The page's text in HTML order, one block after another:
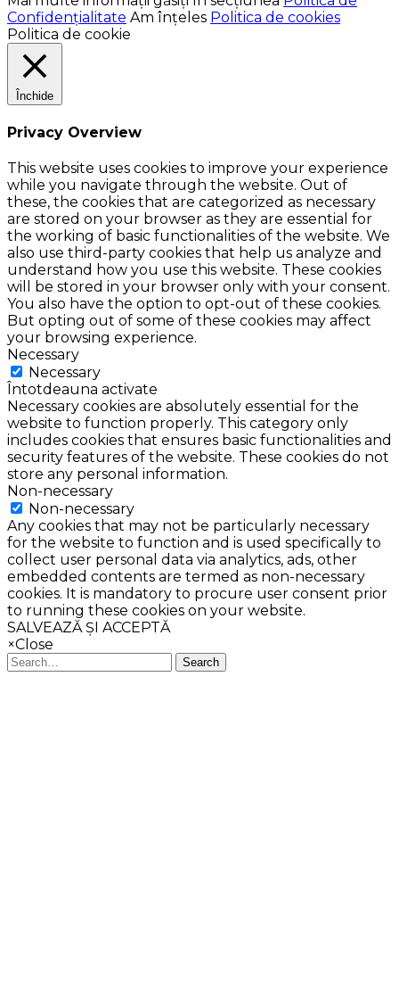
Confidențialitate Am înțeles Politica de cookies
Politica de cookie
Închide
Privacy Overview
This website uses cookies to improve your experience
while you navigate through the website. Out of
these, the cookies that are categorized as necessary
are stored on your browser as they are essential for
the working of basic functionalities of the website. We
also use third-party cookies that help us analyze and
understand how you use this website. These cookies
will be stored in your browser only with your consent.
You also have the option to opt-out of these cookies.
But opting out of some of these cookies may affect
your browsing experience.
Necessary
Necessary
Întotdeauna activate
Necessary cookies are absolutely essential for the
website to function properly. This category only
includes cookies that ensures basic functionalities and
security features of the website. These cookies do not
store any personal information.
Non-necessary
Non-necessary
Any cookies that may not be particularly necessary
for the website to function and is used specifically to
collect user personal data via analytics, ads, other
embedded contents are termed as non-necessary
cookies. It is mandatory to procure user consent prior
to running these cookies on your website.
SALVEAZĂ ȘI ACCEPTĂ
×Close
Search